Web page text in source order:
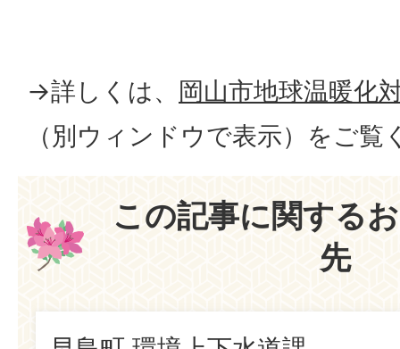
→詳しくは、 岡山市地球温暖化
（別ウィンドウで表示） をご覧
この記事に関する
先